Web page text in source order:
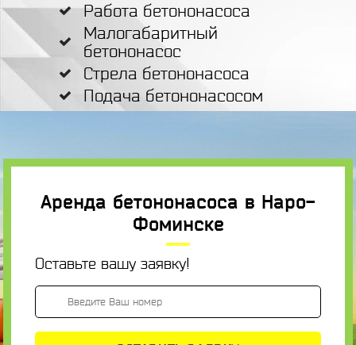
Работа бетононасоса
Малогабаритный
бетононасос
Стрела бетононасоса
Подача бетононасосом
Аренда бетононасоса в Наро-
Фоминске
Оставьте вашу заявку!